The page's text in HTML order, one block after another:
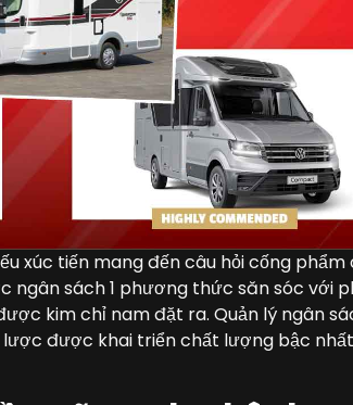
xúc tiến mang đến câu hỏi cống phẩm
ngân sách 1 phương thức săn sóc với
kim chỉ nam đặt ra. Quản lý ngân
được khai triển chất lượng bậc